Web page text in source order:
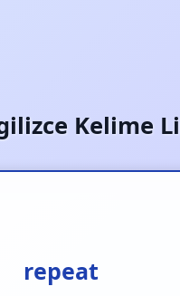
Kelime
repeat
tekrar etmek